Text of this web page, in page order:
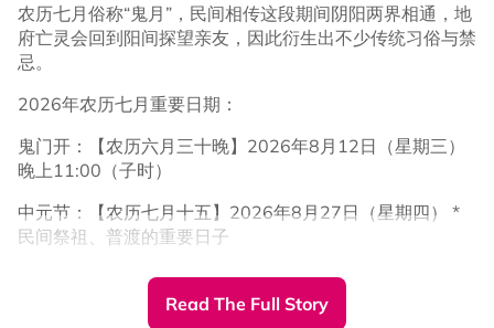
农历七月俗称“鬼月”，民间相传这段期间阴阳两界相通，地
府亡灵会回到阳间探望亲友，因此衍生出不少传统习俗与禁
忌。
2026年农历七月重要日期：
鬼门开：【农历六月三十晚】2026年8月12日（星期三）
晚上11:00（子时）
中元节：【农历七月十五】2026年8月27日（星期四） *
民间祭祖、普渡的重要日子
鬼门关：【农历七月三十晚】2026年9月10日（星期四）
晚上11:00（子时）Read The Full Story